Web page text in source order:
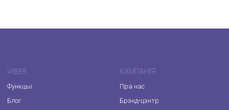
VIBER
Функцыі
Блог
КАМПАНІЯ
Пра нас
Брэнд-цэнтр